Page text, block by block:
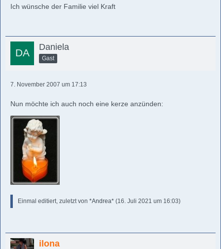
Ich wünsche der Familie viel Kraft
Daniela
Gast
7. November 2007 um 17:13
Nun möchte ich auch noch eine kerze anzünden:
Einmal editiert, zuletzt von *Andrea* (16. Juli 2021 um 16:03)
ilona